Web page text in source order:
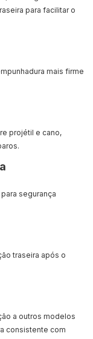
para facilitar o
mais firme
projétil e cano,
segurança
traseira após o
a outros modelos
consistente com